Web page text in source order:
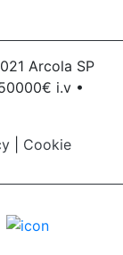
Arcola SP
i.v •
Cookie